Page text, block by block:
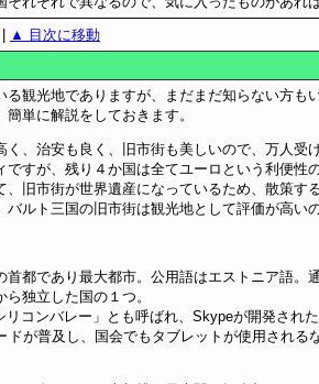
▲ 目次に移動
観光地でありますが、まだまだ知らない方も
単に解説をしておきます。
、治安も良く、旧市街も美しいので、万人受
すが、残り４か国は全てユーロという利便性
旧市街が世界遺産になっているため、散策す
ルト三国の旧市街は観光地として評価が高いの
都であり最大都市。公用語はエストニア語。
独立した国の１つ。
コンバレー」とも呼ばれ、Skypeが開発された
ドが普及し、国会でもタブレットが使用される